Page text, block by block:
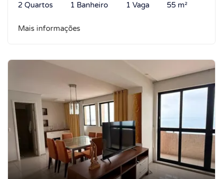
2 Quartos 1 Banheiro 1 Vaga 55 m²
Mais informações